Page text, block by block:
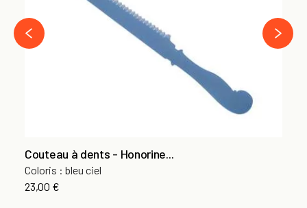
Couteau à dents - Honorine...
Coloris : bleu ciel
23,00 €
‹
›